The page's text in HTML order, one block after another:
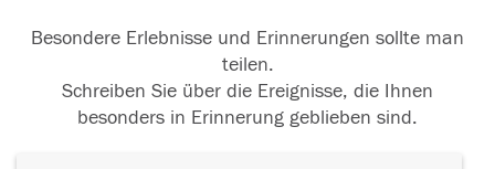
Besondere Erlebnisse und Erinnerungen sollte man
teilen.
Schreiben Sie über die Ereignisse, die Ihnen
besonders in Erinnerung geblieben sind.